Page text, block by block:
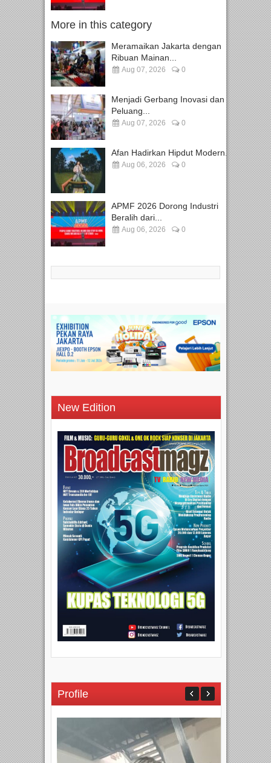
More in this category
Meramaikan Jakarta dengan
Ribuan Mainan...
Aug 07, 2026 0
Menjadi Gerbang Inovasi dan
Peluang...
Aug 07, 2026 0
Afan Hadirkan Hipdut Modern...
Aug 06, 2026 0
APMF 2026 Dorong Industri
Beralih dari...
Aug 06, 2026 0
New Edition
Profile